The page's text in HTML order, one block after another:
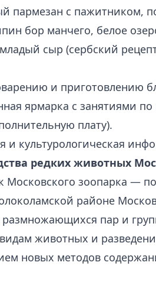
пармезан с пажитником,
бор манчего, белое
сыр (сербский
и приготовлению
ярмарка с занятиями
плату).
и культурологическая
редких животных
Московского зоопарка —
районе
пар и
животных и
новых методов